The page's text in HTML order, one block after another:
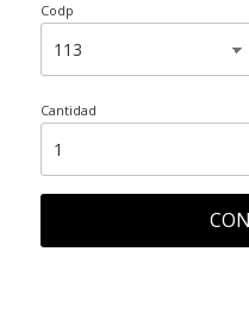
Codp
Cantidad